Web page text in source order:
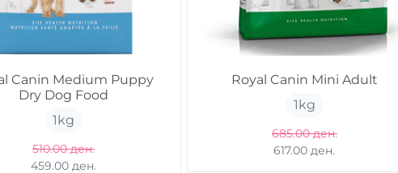
Canin Medium Puppy
Dry Dog Food
1kg
510.00 ден.
459.00 ден.
Royal Canin Mini Adult
1kg
685.00 ден.
617.00 ден.